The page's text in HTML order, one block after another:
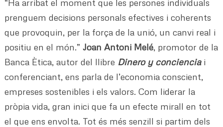
“Ha arribat el moment que les persones individuals
prenguem decisions personals efectives i coherents
que provoquin, per la força de la unió, un canvi real i
positiu en el món.” Joan Antoni Melé, promotor de la
Banca Ètica, autor del llibre Dinero y concienciai
conferenciant, ens parla de l’economia conscient,
empreses sostenibles i els valors. Com liderar la
pròpia vida, gran inici que fa un efecte mirall en tot
el que ens envolta. Tot és més senzill si partim dels